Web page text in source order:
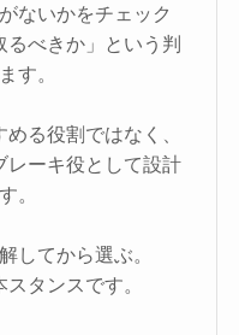
ないかをチェック
るべきか」という判
す。
る役割ではなく、
レーキ役として設計
。
してから選ぶ。
タンスです。